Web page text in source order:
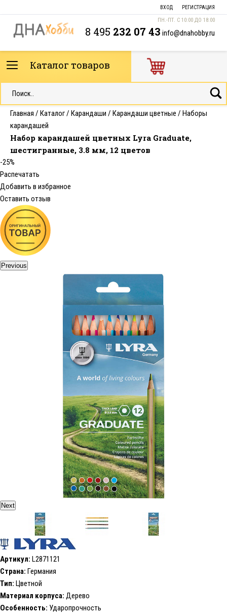
ВХОД РЕГИСТРАЦИЯ
ПН.-ПТ. С 10:00 ДО 18:00
8 495 232 07 43 info@dnahobby.ru
Каталог товаров
Главная / Каталог/ Карандаши / Карандаши цветные / Наборы
карандашей
Набор карандашей цветных Lyra Graduate,
шестигранные, 3.8 мм, 12 цветов
-25%
Распечатать
Добавить в избранное
Оставить отзыв
Previous
Next
Артикул: L2871121
Страна: Германия
Тип: Цветной
Материал корпуса: Дерево
Особенность: Ударопрочность